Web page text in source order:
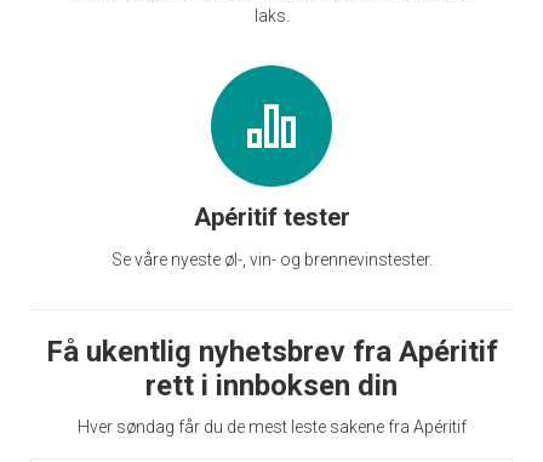
laks.
Apéritif tester
Se våre nyeste øl-, vin- og brennevinstester.
Få ukentlig nyhetsbrev fra Apéritif
rett i innboksen din
Hver søndag får du de mest leste sakene fra Apéritif